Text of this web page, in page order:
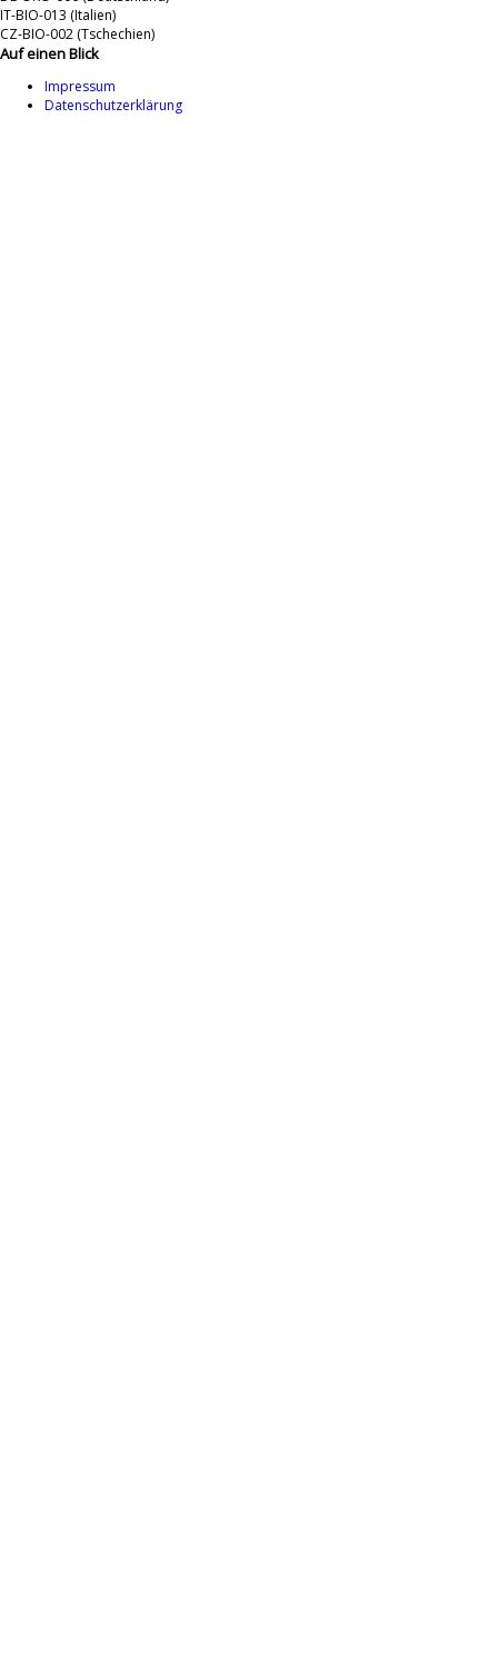
IT-BIO-013 (Italien)
CZ-BIO-002 (Tschechien)
Auf einen Blick
Impressum
Datenschutzerklärung